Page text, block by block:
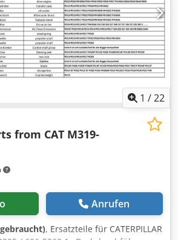
1 /22
from CAT M319-
Anrufen
, Ersatzteile für CATERPILLAR